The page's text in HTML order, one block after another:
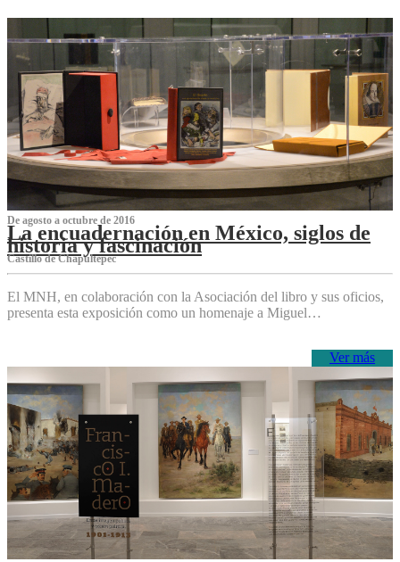
De agosto a octubre de 2016
La encuadernación en México, siglos de
historia y fascinación
Castillo de Chapultepec
El MNH, en colaboración con la Asociación del libro y sus oficios,
presenta esta exposición como un homenaje a Miguel…
Ver más